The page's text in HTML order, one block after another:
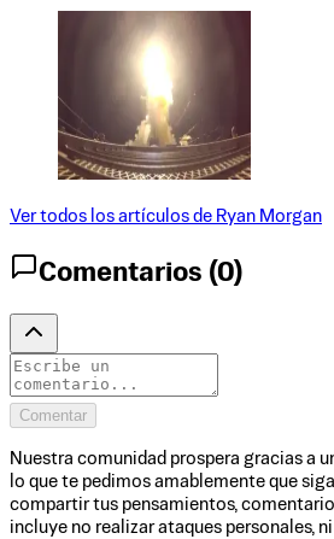
Ver todos los artículos de Ryan Morgan
Comentarios (0)
Comentar
Nuestra comunidad prospera gracias a
lo que te pedimos amablemente que
compartir tus pensamientos,
incluye no realizar ataques personales,